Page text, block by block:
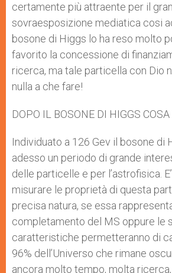
certamente più attraente per il
sovraesposizione mediatica cosi
bosone di Higgs lo ha reso molto
favorito la concessione di
ricerca, ma tale particella con Dio
nulla a che fare!
DOPO IL BOSONE DI HIGGS
Individuato a 126 Gev il bosone di
adesso un periodo di grande
delle particelle e per l’astrofisica.
misurare le proprietà di questa
precisa natura, se essa
completamento del MS oppure le
caratteristiche permetteranno di
96% dell’Universo che rimane
ancora molto tempo, molta